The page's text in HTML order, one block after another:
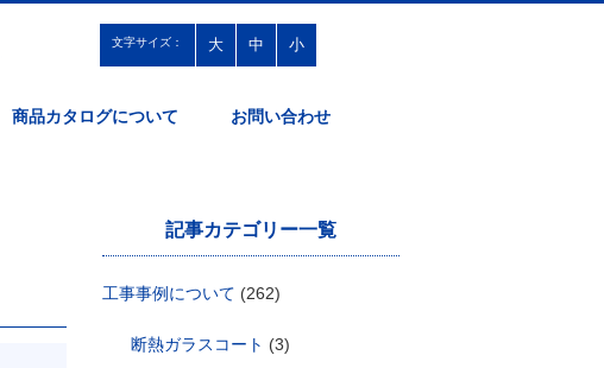
文字サイズ： 大 中 小
商品カタログについて お問い合わせ
記事カテゴリー一覧
工事事例について (262)
断熱ガラスコート (3)